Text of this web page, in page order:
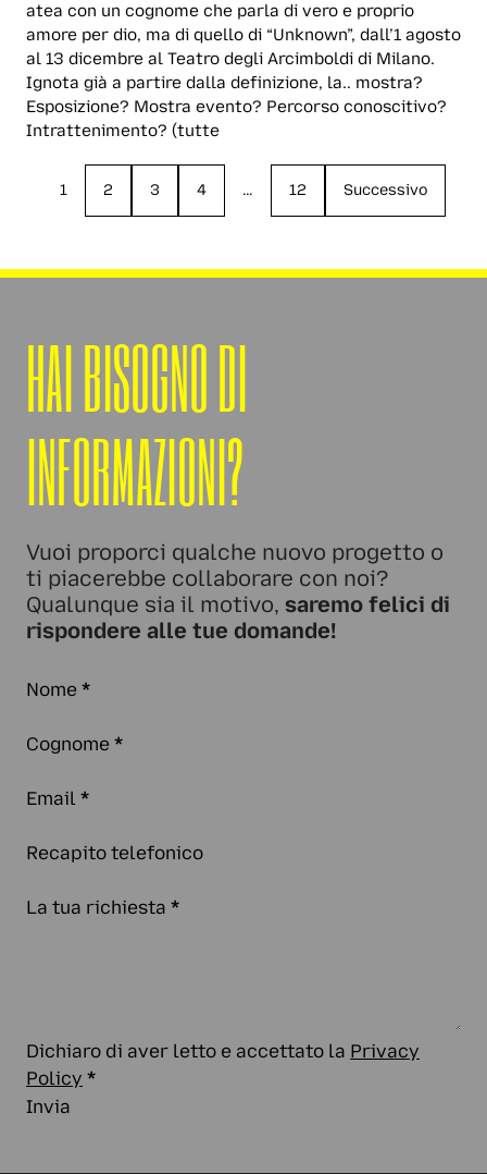
atea con un cognome che parla di vero e proprio
amore per dio, ma di quello di “Unknown”, dall’1 agosto
al 13 dicembre al Teatro degli Arcimboldi di Milano.
Ignota già a partire dalla definizione, la.. mostra?
Esposizione? Mostra evento? Percorso conoscitivo?
Intrattenimento? (tutte
1 2 3 4 … 12 Successivo
HAI BISOGNO DI
INFORMAZIONI?
Vuoi proporci qualche nuovo progetto o
ti piacerebbe collaborare con noi?
Qualunque sia il motivo, saremo felici di
rispondere alle tue domande!
Nome *
Cognome *
Email *
Recapito telefonico
La tua richiesta *
Dichiaro di aver letto e accettato la Privacy
Policy *
Invia